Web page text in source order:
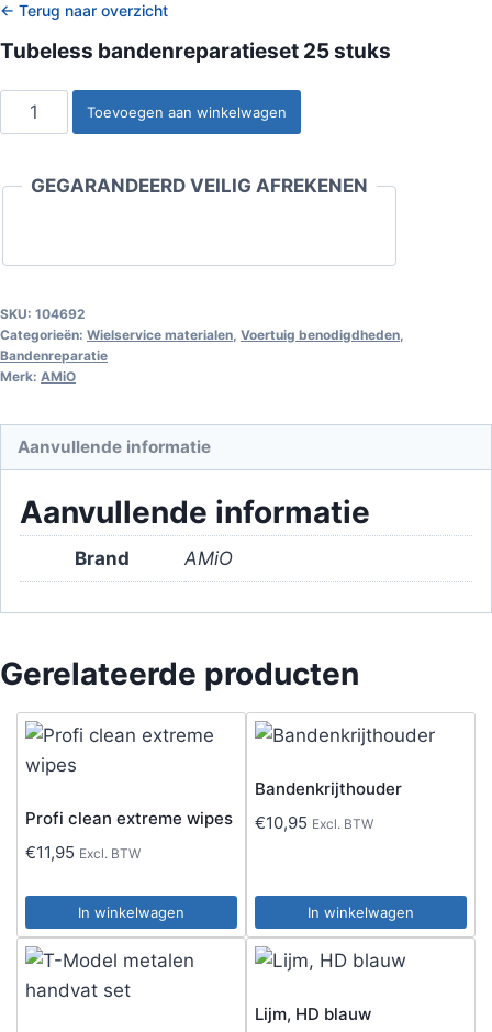
← Terug naar overzicht
Tubeless bandenreparatieset 25 stuks
Tubeless
bandenreparatieset
stuks
Toevoegen aan winkelwagen
GEGARANDEERD VEILIG AFREKENEN
SKU: 104692
Categorieën: Wielservice materialen, Voertuig benodigdheden,
Bandenreparatie
Merk: AMiO
Aanvullende informatie
Aanvullende informatie
Brand AMiO
Gerelateerde producten
Profi clean extreme wipes
€11,95 Excl. BTW
In winkelwagen
Bandenkrijthouder
€10,95 Excl. BTW
In winkelwagen
Lijm, HD blauw